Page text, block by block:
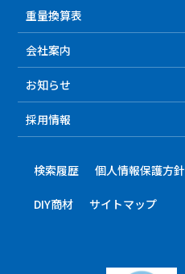
重量換算表
会社案内
お知らせ
採用情報
検索履歴 個人情報保護方針
DIY商材 サイトマップ